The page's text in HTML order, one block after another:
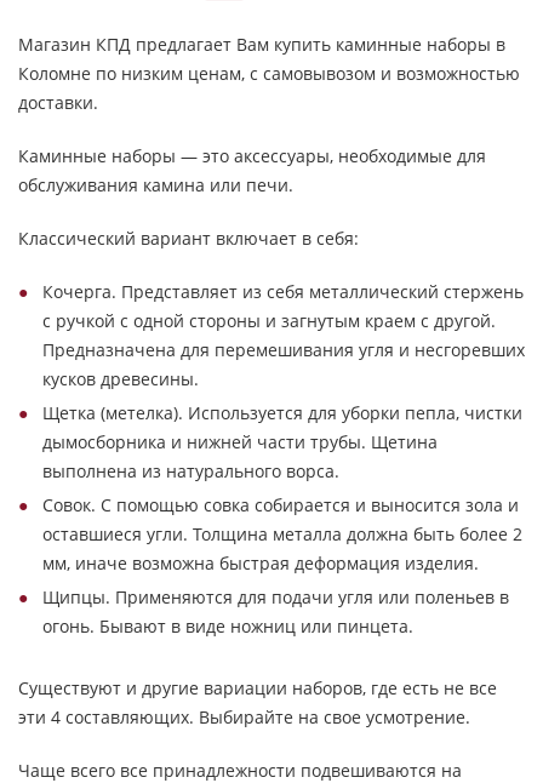
Магазин КПД предлагает Вам купить каминные наборы в
Коломне по низким ценам, с самовывозом и возможностью
доставки.
Каминные наборы — это аксессуары, необходимые для
обслуживания камина или печи.
Классический вариант включает в себя:
Кочерга. Представляет из себя металлический стержень
с ручкой с одной стороны и загнутым краем с другой.
Предназначена для перемешивания угля и несгоревших
кусков древесины.
Щетка (метелка). Используется для уборки пепла, чистки
дымосборника и нижней части трубы. Щетина
выполнена из натурального ворса.
Совок. С помощью совка собирается и выносится зола и
оставшиеся угли. Толщина металла должна быть более 2
мм, иначе возможна быстрая деформация изделия.
Щипцы. Применяются для подачи угля или поленьев в
огонь. Бывают в виде ножниц или пинцета.
Существуют и другие вариации наборов, где есть не все
эти 4 составляющих. Выбирайте на свое усмотрение.
Чаще всего все принадлежности подвешиваются на